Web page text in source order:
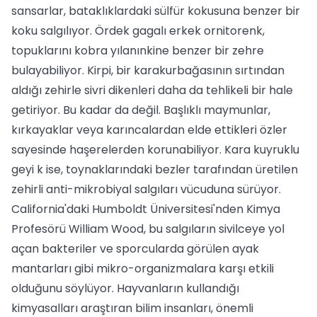
sansarlar, bataklıklardaki sülfür kokusuna benzer bir
koku salgılıyor. Ördek gagalı erkek ornitorenk,
topuklarını kobra yılanınkine benzer bir zehre
bulayabiliyor. Kirpi, bir karakurbağasının sırtından
aldığı zehirle sivri dikenleri daha da tehlikeli bir hale
getiriyor. Bu kadar da değil. Başlıklı maymunlar,
kırkayaklar veya karıncalardan elde ettikleri özler
sayesinde haşerelerden korunabiliyor. Kara kuyruklu
geyi k ise, toynaklarındaki bezler tarafından üretilen
zehirli anti-mikrobiyal salgıları vücuduna sürüyor.
California'daki Humboldt Üniversitesi'nden Kimya
Profesörü William Wood, bu salgıların sivilceye yol
açan bakteriler ve sporcularda görülen ayak
mantarları gibi mikro-organizmalara karşı etkili
olduğunu söylüyor. Hayvanların kullandığı
kimyasalları araştıran bilim insanları, önemli